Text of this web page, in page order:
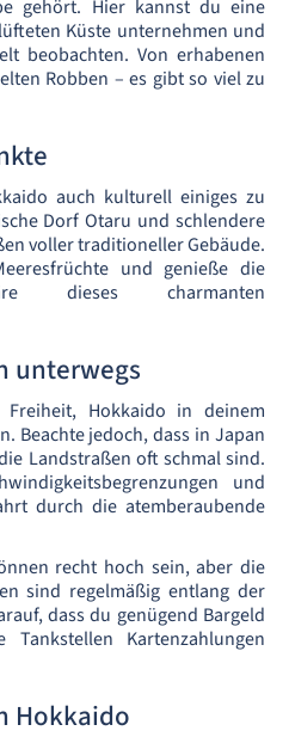
gehört. Hier kannst du eine
Küste unternehmen und
beobachten. Von erhabenen
Robben – es gibt so viel zu
auch kulturell einiges zu
Dorf Otaru und schlendere
voller traditioneller Gebäude.
und genieße die
dieses charmanten
unterwegs
Hokkaido in deinem
Beachte jedoch, dass in Japan
Landstraßen oft schmal sind.
und
durch die atemberaubende
recht hoch sein, aber die
sind regelmäßig entlang der
dass du genügend Bargeld
Kartenzahlungen
Hokkaido